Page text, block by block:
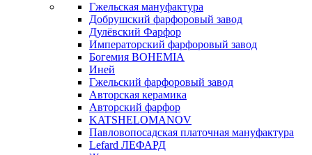
Гжельская мануфактура
Добрушский фарфоровый завод
Дулёвский Фарфор
Императорский фарфоровый завод
Богемия BOHEMIA
Иней
Гжельский фарфоровый завод
Авторская керамика
Авторский фарфор
KATSHELOMANOV
Павловопосадская платочная мануфактура
Lefard ЛЕФАРД